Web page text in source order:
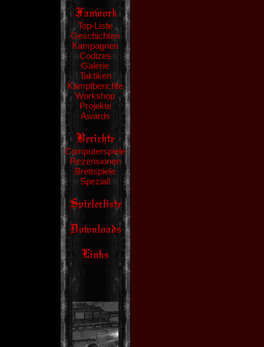
Top-Liste
Geschichten
Kampagnen
Codizes
Galerie
Taktiken
Kampfberichte
Workshop
Projekte
Awards
Computerspiele
Rezensionen
Brettspiele
Spezial!